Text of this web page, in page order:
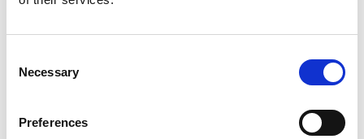
Selection
Necessary
Preferences